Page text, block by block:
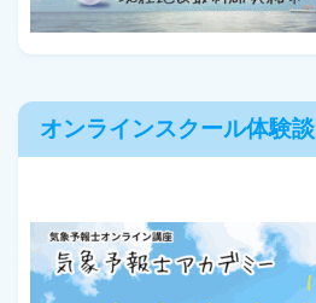
オンラインスクール体験談